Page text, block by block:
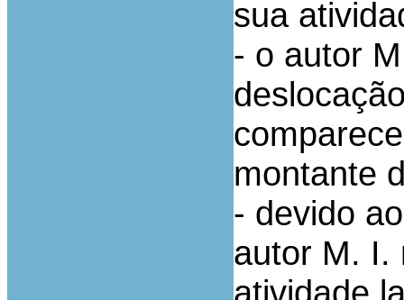
sua
- o autor
montante
- devido
autor M. I.